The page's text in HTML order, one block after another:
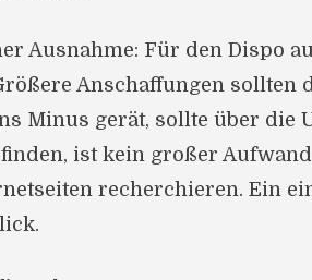
Ausnahme: Für den Dispo
Anschaffungen sollten
Minus gerät, sollte über die
ist kein großer
recherchieren. Ein